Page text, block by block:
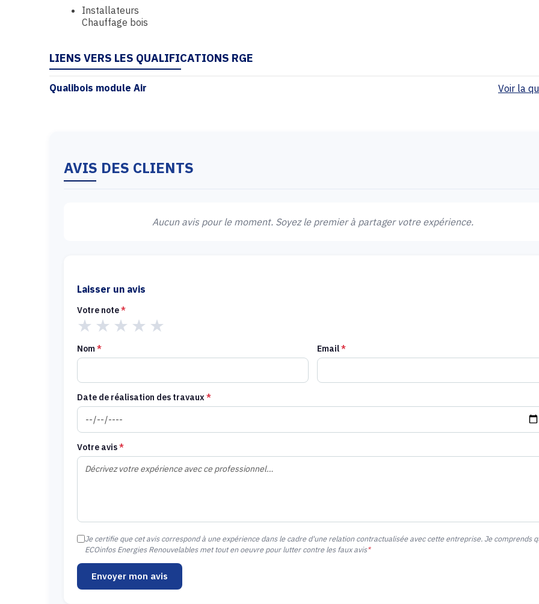
Installateurs
Chauffage bois
LIENS VERS LES QUALIFICATIONS RGE
Qualibois module Air Voir la
AVIS DES CLIENTS
Aucun avis pour le moment. Soyez le premier à partager votre expérience.
Laisser un avis
Votre note*
★ ★ ★ ★ ★
Nom* Email*
Date de réalisation des travaux *
Votre avis*
Je certifie que cet avis correspond à une expérience dans le cadre d'une relation contractualisée avec cette entreprise. Je comprends
ECOinfos Energies Renouvelables met tout en oeuvre pour lutter contre les faux avis*
Envoyer mon avis